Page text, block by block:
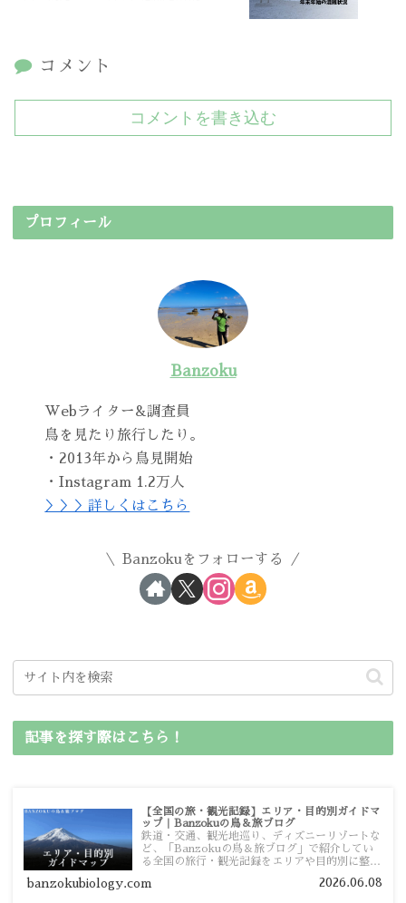
コメント
コメントを書き込む
プロフィール
Banzoku
Webライター&調査員
鳥を見たり旅行したり。
・2013年から鳥見開始
・Instagram 1.2万人
＞＞＞詳しくはこちら
Banzokuをフォローする
記事を探す際はこちら！
【全国の旅・観光記録】エリア・目的別ガイドマ
ップ｜Banzokuの鳥＆旅ブログ
鉄道・交通、観光地巡り、ディズニーリゾートな
ど、「Banzokuの鳥＆旅ブログ」で紹介してい
る全国の旅行・観光記録をエリアや目的別に整理
ガイドマップからスムーズに見つけていただけま
banzokubiology.com 2026.06.08